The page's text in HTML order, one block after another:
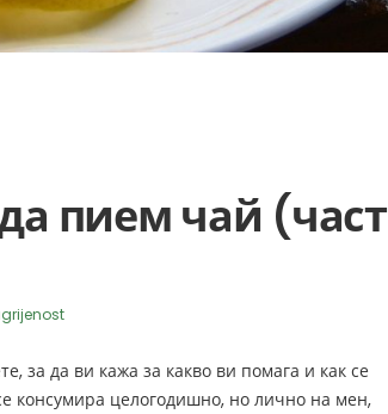
пием чай (част
за да ви кажа за какво ви помага и как се
консумира целогодишно, но лично на мен,